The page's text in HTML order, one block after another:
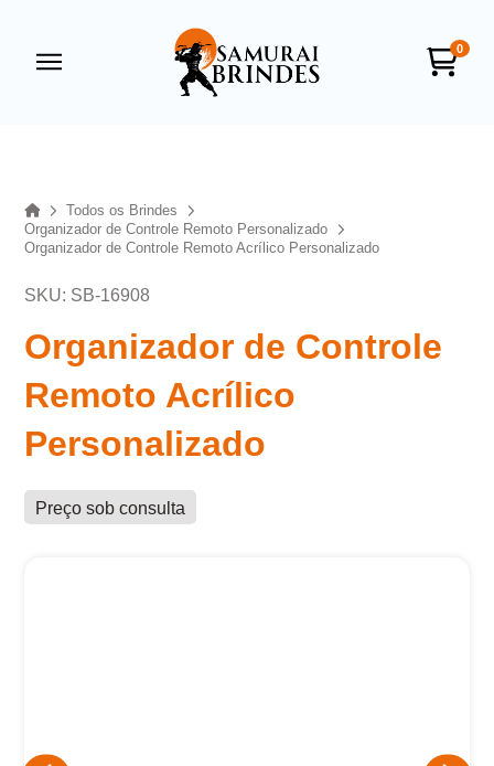
0
HomeTodos os Brindes
Organizador de Controle Remoto Personalizado
Organizador de Controle Remoto Acrílico Personalizado
SKU: SB-16908
Organizador de Controle
Remoto Acrílico
Personalizado
Preço sob consulta
+55